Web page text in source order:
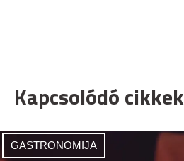
Kapcsolódó cikkek
GASTRONOMIJA